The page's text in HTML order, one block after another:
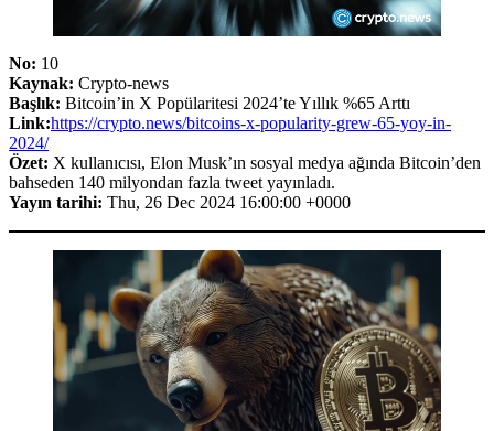
No: 10
Kaynak: Crypto-news
Başlık: Bitcoin’in X Popülaritesi 2024’te Yıllık %65 Arttı
Link:https://crypto.news/bitcoins-x-popularity-grew-65-yoy-in-
2024/
Özet: X kullanıcısı, Elon Musk’ın sosyal medya ağında Bitcoin’den
bahseden 140 milyondan fazla tweet yayınladı.
Yayın tarihi: Thu, 26 Dec 2024 16:00:00 +0000